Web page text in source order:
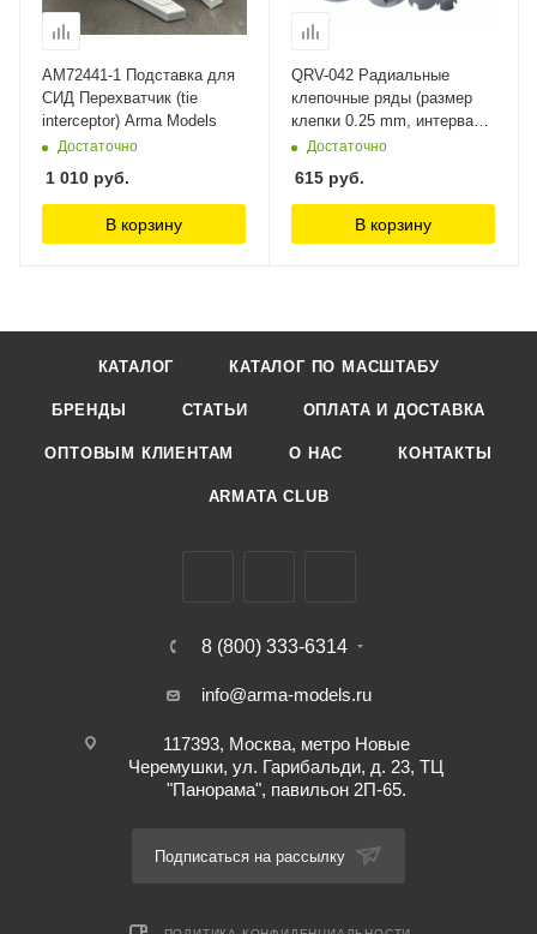
AM72441-1 Подставка для
СИД Перехватчик (tie
interceptor) Arma Models
Достаточно
1 010 руб.
В корзину
QRV-042 Радиальные
клепочные ряды (размер
клепки 0.25 mm, интервал
1.0 mm, масштаб), белые
Достаточно
615 руб.
В корзину
КАТАЛОГ КАТАЛОГ ПО МАСШТАБУ
БРЕНДЫ СТАТЬИ ОПЛАТА И ДОСТАВКА
ОПТОВЫМ КЛИЕНТАМ О НАС КОНТАКТЫ
ARMATA CLUB
8 (800) 333-6314
info@arma-models.ru
117393, Москва, метро Новые
Черемушки, ул. Гарибальди, д. 23, ТЦ
"Панорама", павильон 2П-65.
Подписаться на рассылку